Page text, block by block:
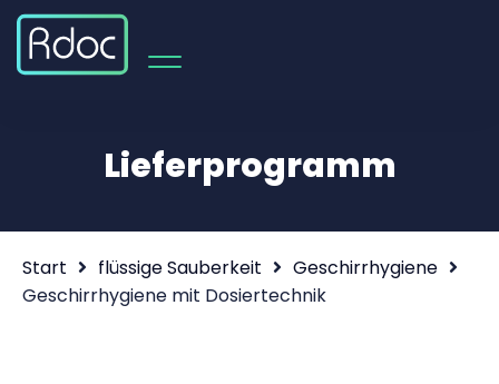
Lieferprogramm
Start flüssige Sauberkeit
Geschirrhygiene
Geschirrhygiene mit Dosiertechnik